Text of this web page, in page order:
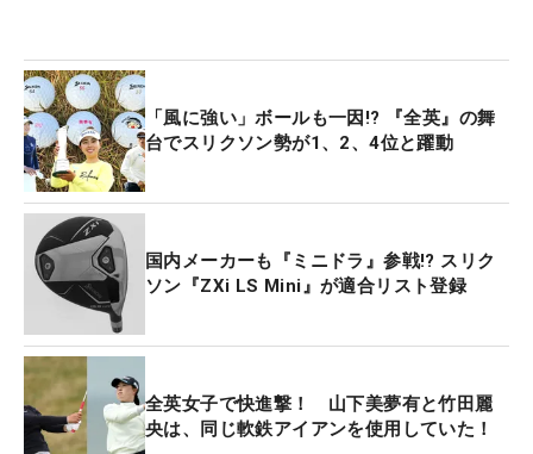
「風に強い」ボールも一因!? 『全英』の舞
台でスリクソン勢が1、2、4位と躍動
国内メーカーも『ミニドラ』参戦!? スリク
ソン『ZXi LS Mini』が適合リスト登録
全英女子で快進撃！ 山下美夢有と竹田麗
央は、同じ軟鉄アイアンを使用していた！